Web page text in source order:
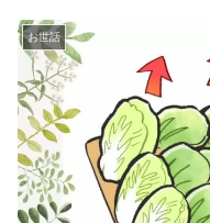
お世話